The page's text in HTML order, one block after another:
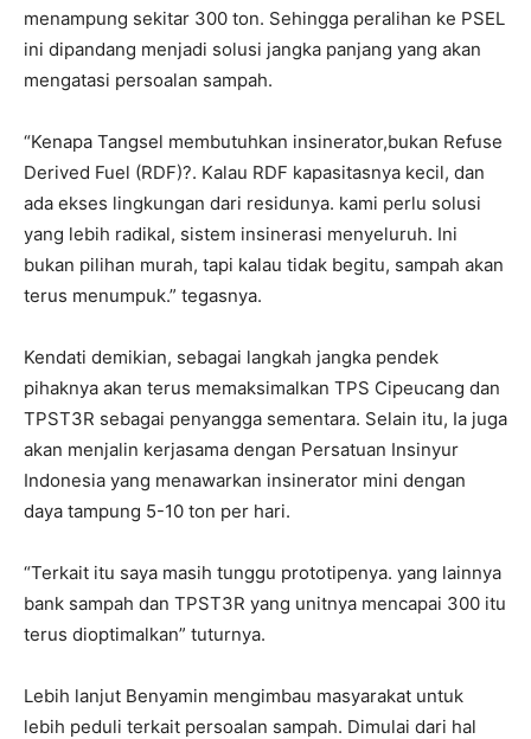
menampung sekitar 300 ton. Sehingga peralihan ke PSEL
ini dipandang menjadi solusi jangka panjang yang akan
mengatasi persoalan sampah.
“Kenapa Tangsel membutuhkan insinerator,bukan Refuse
Derived Fuel (RDF)?. Kalau RDF kapasitasnya kecil, dan
ada ekses lingkungan dari residunya. kami perlu solusi
yang lebih radikal, sistem insinerasi menyeluruh. Ini
bukan pilihan murah, tapi kalau tidak begitu, sampah akan
terus menumpuk.” tegasnya.
Kendati demikian, sebagai langkah jangka pendek
pihaknya akan terus memaksimalkan TPS Cipeucang dan
TPST3R sebagai penyangga sementara. Selain itu, Ia juga
akan menjalin kerjasama dengan Persatuan Insinyur
Indonesia yang menawarkan insinerator mini dengan
daya tampung 5-10 ton per hari.
“Terkait itu saya masih tunggu prototipenya. yang lainnya
bank sampah dan TPST3R yang unitnya mencapai 300 itu
terus dioptimalkan” tuturnya.
Lebih lanjut Benyamin mengimbau masyarakat untuk
lebih peduli terkait persoalan sampah. Dimulai dari hal